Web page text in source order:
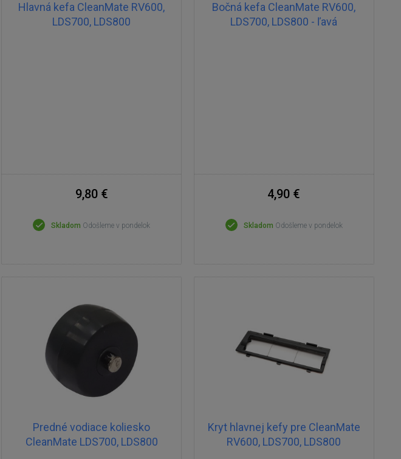
Hlavná kefa CleanMate RV600,
LDS700, LDS800
9,80 €
Skladom Odošleme v pondelok
Bočná kefa CleanMate RV600,
LDS700, LDS800 - ľavá
4,90 €
Skladom Odošleme v pondelok
Predné vodiace koliesko
CleanMate LDS700, LDS800
Kryt hlavnej kefy pre CleanMate
RV600, LDS700, LDS800